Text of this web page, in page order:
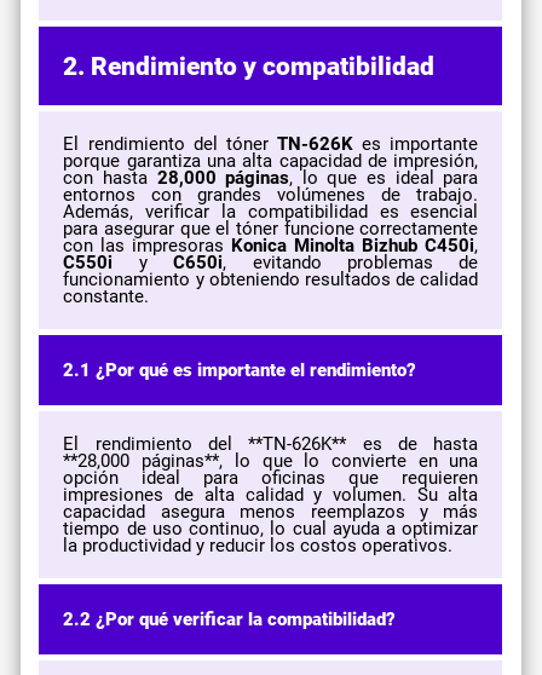
2. Rendimiento y compatibilidad
El rendimiento del tónerTN-626K es importante
porque garantiza una alta capacidad de impresión,
con hasta 28,000 páginas, lo que es ideal para
entornos con grandes volúmenes de trabajo.
Además, verificar la compatibilidad es esencial
para asegurar que el tóner funcione correctamente
con las impresoras Konica Minolta Bizhub C450i,
C550i yC650i, evitando problemas de
funcionamiento y obteniendo resultados de calidad
constante.
2.1 ¿Por qué es importante el rendimiento?
El rendimiento del **TN-626K** es de hasta
**28,000 páginas**, lo que lo convierte en una
opción ideal para oficinas que requieren
impresiones de alta calidad y volumen. Su alta
capacidad asegura menos reemplazos y más
tiempo de uso continuo, lo cual ayuda a optimizar
la productividad y reducir los costos operativos.
2.2 ¿Por qué verificar la compatibilidad?